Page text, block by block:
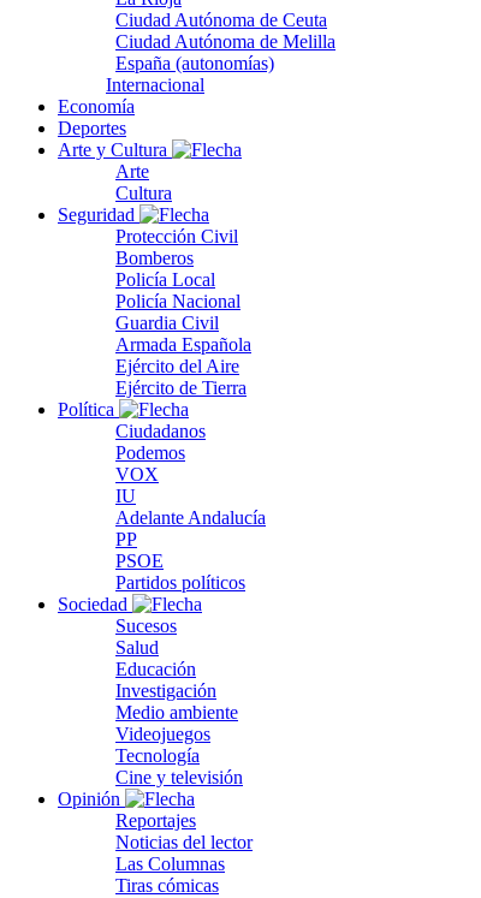
Ciudad Autónoma de Ceuta
Ciudad Autónoma de Melilla
España (autonomías)
Internacional
Economía
Deportes
Arte y Cultura
Arte
Cultura
Seguridad
Protección Civil
Bomberos
Policía Local
Policía Nacional
Guardia Civil
Armada Española
Ejército del Aire
Ejército de Tierra
Política
Ciudadanos
Podemos
VOX
IU
Adelante Andalucía
PP
PSOE
Partidos políticos
Sociedad
Sucesos
Salud
Educación
Investigación
Medio ambiente
Videojuegos
Tecnología
Cine y televisión
Opinión
Reportajes
Noticias del lector
Las Columnas
Tiras cómicas